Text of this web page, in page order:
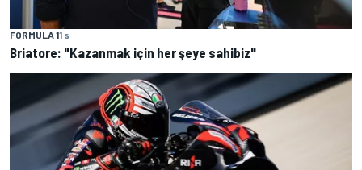
FORMULA 11 s
Briatore: "Kazanmak için her şeye sahibiz"